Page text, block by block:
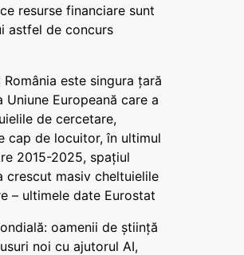
resurse financiare sunt
astfel de concurs
România este singura țară
Uniune Europeană care a
de cercetare,
cap de locuitor, în ultimul
2015-2025, spațiul
crescut masiv cheltuielile
– ultimele date Eurostat
oamenii de știință
noi cu ajutorul AI,